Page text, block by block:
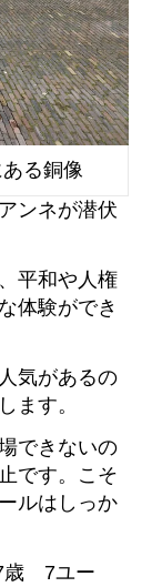
る銅像
ンネが潜伏
平和や人権
体験ができ
気があるの
ます。
できないの
です。こそ
ルはしっか
歳 7ユー